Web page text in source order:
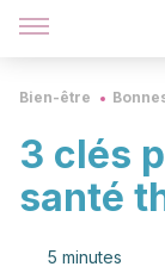
Bien-être
3 clés
santé
5 minutes